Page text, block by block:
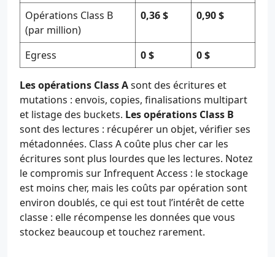
Opérations Class B
(par million)
0,36 $ 0,90 $
Egress 0 $ 0 $
Les opérations Class Asont des écritures et
mutations : envois, copies, finalisations multipart
et listage des buckets. Les opérations Class B
sont des lectures : récupérer un objet, vérifier ses
métadonnées. Class A coûte plus cher car les
écritures sont plus lourdes que les lectures. Notez
le compromis sur Infrequent Access : le stockage
est moins cher, mais les coûts par opération sont
environ doublés, ce qui est tout l’intérêt de cette
classe : elle récompense les données que vous
stockez beaucoup et touchez rarement.